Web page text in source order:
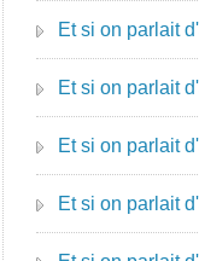
Et si on parlait
Et si on parlait
Et si on parlait
Et si on parlait